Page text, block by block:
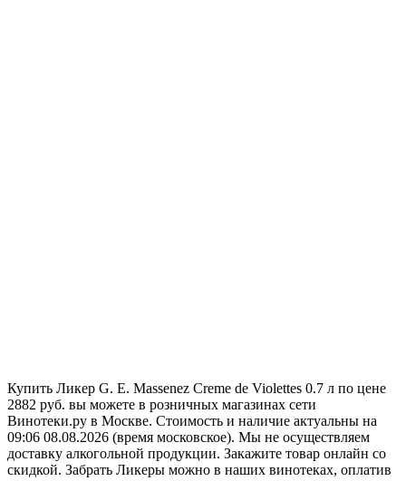
Купить Ликер G. E. Massenez Creme de Violettes 0.7 л по цене
2882 руб. вы можете в розничных магазинах сети
Винотеки.ру в Москве. Стоимость и наличие актуальны на
09:06 08.08.2026 (время московское). Мы не осуществляем
доставку алкогольной продукции. Закажите товар онлайн со
скидкой. Забрать Ликеры можно в наших винотеках, оплатив